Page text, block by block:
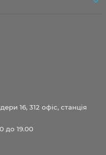
16, 312 офіс, станція
до 19.00